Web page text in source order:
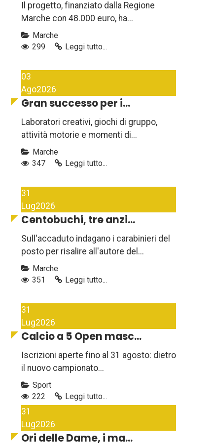
Il progetto, finanziato dalla Regione
Marche con 48.000 euro, ha...
Marche
299
Leggi tutto...
03
Ago2026
Gran successo per i...
Laboratori creativi, giochi di gruppo,
attività motorie e momenti di...
Marche
347
Leggi tutto...
31
Lug2026
Centobuchi, tre anzi...
Sull'accaduto indagano i carabinieri del
posto per risalire all'autore del...
Marche
351
Leggi tutto...
31
Lug2026
Calcio a 5 Open masc...
Iscrizioni aperte fino al 31 agosto: dietro
il nuovo campionato...
Sport
222
Leggi tutto...
31
Lug2026
Ori delle Dame, i ma...